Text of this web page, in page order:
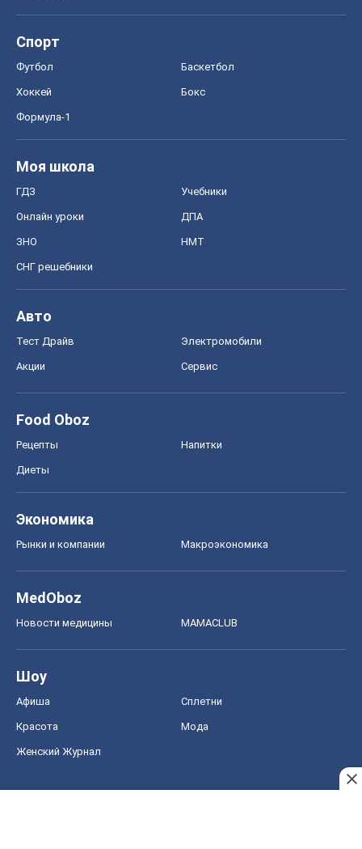
Спорт
Футбол Баскетбол
Хоккей Бокс
Формула-1
Моя школа
ГДЗ Учебники
Онлайн уроки ДПА
ЗНО НМТ
СНГ решебники
Авто
Тест Драйв Электромобили
Акции Сервис
Food Oboz
Рецепты Напитки
Диеты
Экономика
Рынки и компании Mакроэкономика
MedOboz
Новости медицины MAMACLUB
Шоу
Афиша Сплетни
Красота Мода
Женский Журнал